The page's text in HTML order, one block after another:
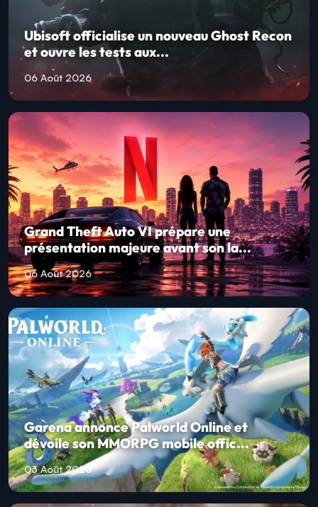
Ubisoft officialise un nouveau Ghost Recon
et ouvre les tests aux...
06 Août 2026
Grand Theft Auto VI prépare une
présentation majeure avant son la...
06 Août 2026
Garena annonce Palworld Online et
dévoile son MMORPG mobile offic...
03 Août 2026